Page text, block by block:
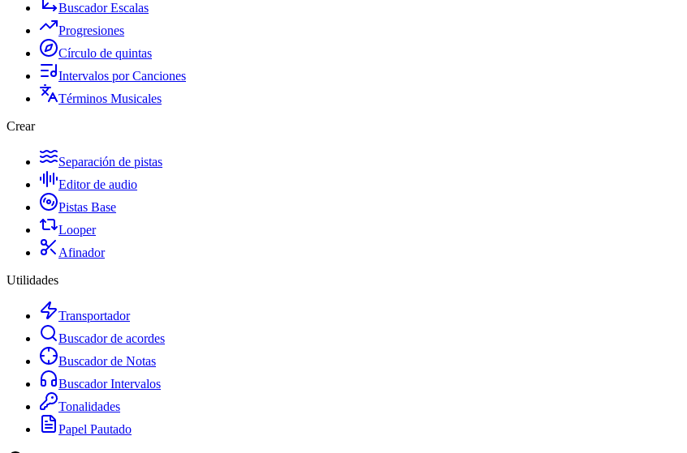
Buscador Escalas
Progresiones
Círculo de quintas
Intervalos por Canciones
Términos Musicales
Crear
Separación de pistas
Editor de audio
Pistas Base
Looper
Afinador
Utilidades
Transportador
Buscador de acordes
Buscador de Notas
Buscador Intervalos
Tonalidades
Papel Pautado